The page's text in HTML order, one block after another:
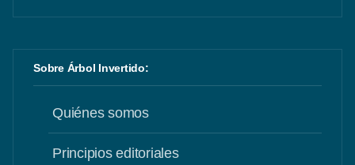
Sobre Árbol Invertido:
Quiénes somos
Principios editoriales